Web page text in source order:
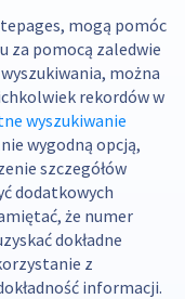
mogą pomóc
za pomocą zaledwie
można
rekordów w
wyszukiwanie
wygodną opcją,
szczegółów
dodatkowych
że numer
dokładne
z
informacji.